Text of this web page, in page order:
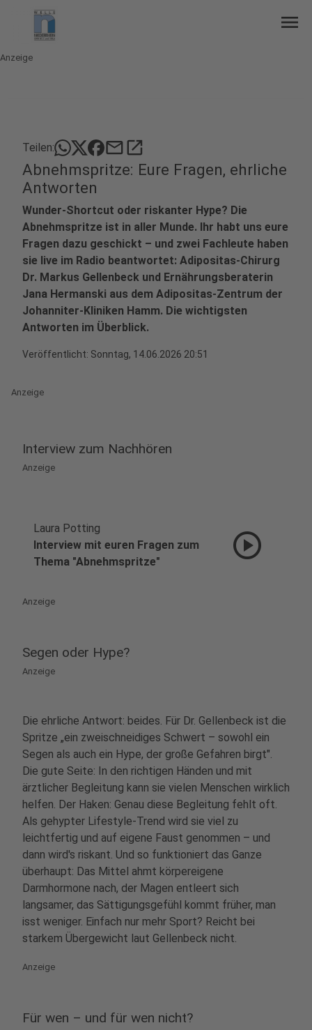
menu
Anzeige
Teilen: mailopen_in_new
Abnehmspritze: Eure Fragen, ehrliche
Antworten
Wunder-Shortcut oder riskanter Hype? Die
Abnehmspritze ist in aller Munde. Ihr habt uns eure
Fragen dazu geschickt – und zwei Fachleute haben
sie live im Radio beantwortet: Adipositas-Chirurg
Dr. Markus Gellenbeck und Ernährungsberaterin
Jana Hermanski aus dem Adipositas-Zentrum der
Johanniter-Kliniken Hamm. Die wichtigsten
Antworten im Überblick.
Veröffentlicht: Sonntag, 14.06.2026 20:51
Anzeige
Interview zum Nachhören
Anzeige
Laura Potting
Interview mit euren Fragen zum
Thema "Abnehmspritze"
play_circle
Anzeige
Segen oder Hype?
Anzeige
Die ehrliche Antwort: beides. Für Dr. Gellenbeck ist die
Spritze „ein zweischneidiges Schwert – sowohl ein
Segen als auch ein Hype, der große Gefahren birgt".
Die gute Seite: In den richtigen Händen und mit
ärztlicher Begleitung kann sie vielen Menschen wirklich
helfen. Der Haken: Genau diese Begleitung fehlt oft.
Als gehypter Lifestyle-Trend wird sie viel zu
leichtfertig und auf eigene Faust genommen – und
dann wird's riskant. Und so funktioniert das Ganze
überhaupt: Das Mittel ahmt körpereigene
Darmhormone nach, der Magen entleert sich
langsamer, das Sättigungsgefühl kommt früher, man
isst weniger. Einfach nur mehr Sport? Reicht bei
starkem Übergewicht laut Gellenbeck nicht.
Anzeige
Für wen – und für wen nicht?